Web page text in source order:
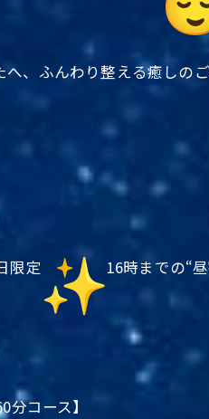
へ、ふんわり整える癒しの
限定 16時までの“
分コース】